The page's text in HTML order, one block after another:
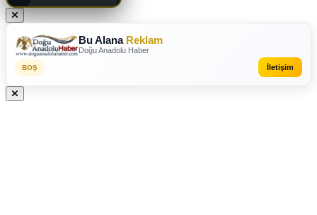
Bu Alana Reklam
Doğu Anadolu Haber
BOŞ İletişim